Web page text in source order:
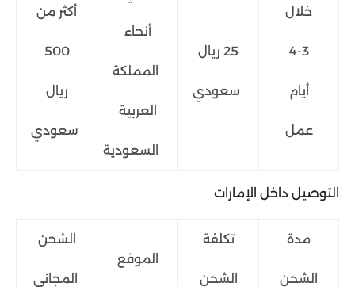
خلال
3-4
أيام
عمل
25 ريال
سعودي
أنحاء
المملكة
العربية
السعودية
أكثر من
500
ريال
سعودي
التوصيل داخل الإمارات
مدة
الشحن
تكلفة
الشحن
الموقع
الشحن
المجاني